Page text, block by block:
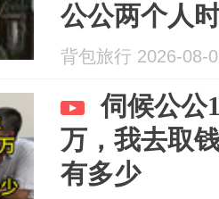
公公两个人
厅待着
背包旅行 2026-08-
伺候公公
万，我去取
有多少